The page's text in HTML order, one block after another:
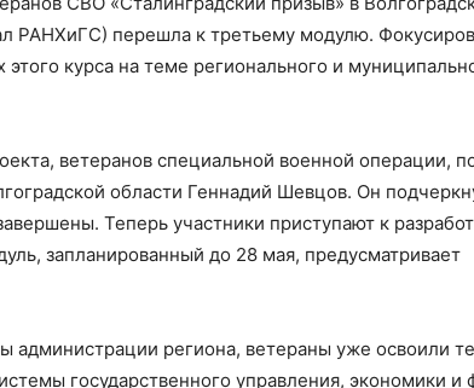
РАНХиГС) перешла к третьему модулю.
курса на теме регионального и
ветеранов специальной военной операции,
области Геннадий Шевцов. Он
Теперь участники приступают к
запланированный до 28 мая, предусматривает
администрации региона, ветераны уже освоили
государственного управления, экономики и